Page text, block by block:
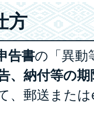
方
告書の「異動
、納付等の期
、郵送また